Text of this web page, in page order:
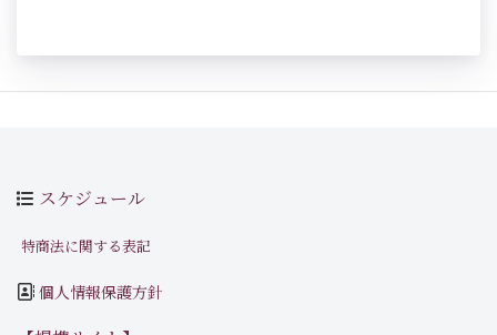
スケジュール
特商法に関する表記
個人情報保護方針